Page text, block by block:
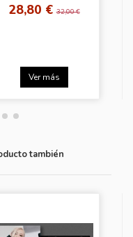
28,80 €32,00 €
Ver más
también